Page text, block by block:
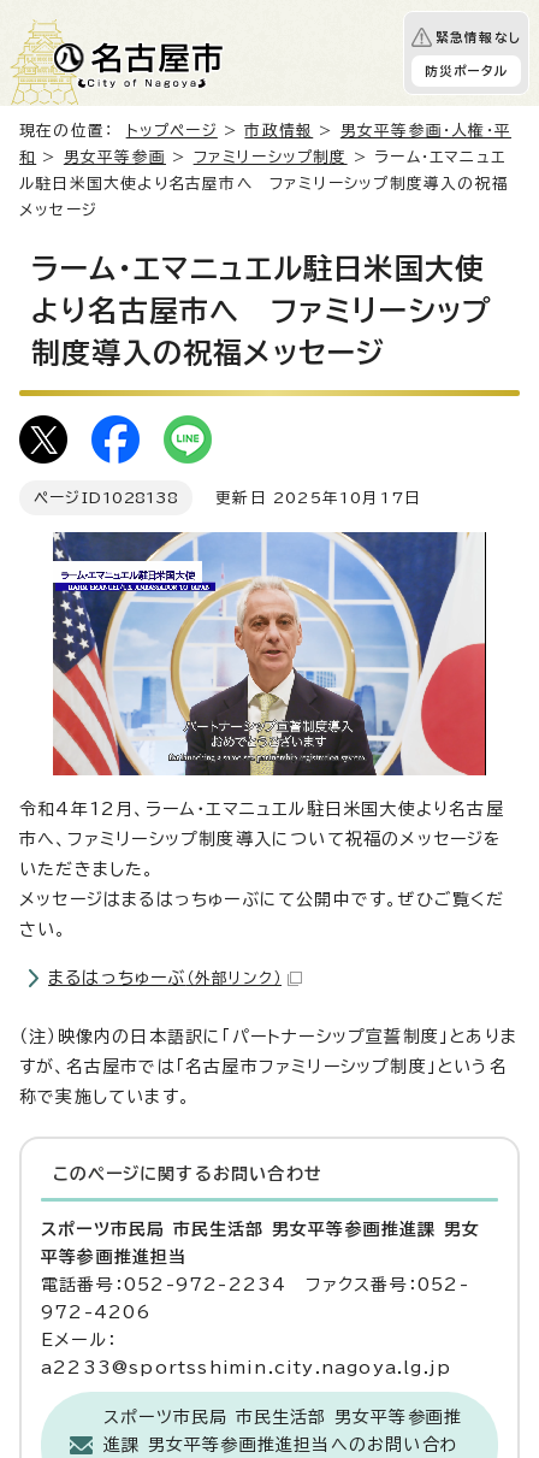
緊急情報なし
防災ポータル
現在の位置： トップページ >市政情報 > 男女平等参画・人権・平
和
> 男女平等参画 > ファミリーシップ制度
> ラーム・エマニュエ
ル駐日米国大使より名古屋市へ ファミリーシップ制度導入の祝福
メッセージ
ラーム・エマニュエル駐日米国大使
より名古屋市へ ファミリーシップ
制度導入の祝福メッセージ
ページID 1028138 更新日 2025年10月17日
令和4年12月、ラーム・エマニュエル駐日米国大使より名古屋
市へ、ファミリーシップ制度導入について祝福のメッセージを
いただきました。
メッセージはまるはっちゅーぶにて公開中です。ぜひご覧くだ
さい。
まるはっちゅーぶ （外部リンク）
（注）映像内の日本語訳に「パートナーシップ宣誓制度」とありま
すが、名古屋市では「名古屋市ファミリーシップ制度」という名
称で実施しています。
このページに関する お問い合わせ
スポーツ市民局 市民生活部 男女平等参画推進課 男女
平等参画推進担当
電話番号：052-972-2234 ファクス番号：052-
972-4206
Eメール：
a2233@sportsshimin.city.nagoya.lg.jp
スポーツ市民局 市民生活部 男女平等参画推
進課 男女平等参画推進担当へのお問い合わ